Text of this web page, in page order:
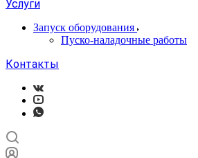
Услуги
Запуск оборудования
Пуско-наладочные работы
Контакты